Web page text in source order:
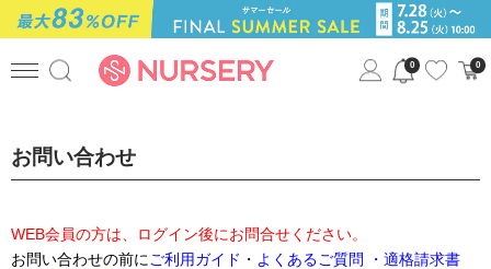
0 0
お問い合わせ
WEB会員の方は、ログイン後にお問合せください。
お問い合わせの前に ご利用ガイド ・ よくあるご質問
・適格請求書